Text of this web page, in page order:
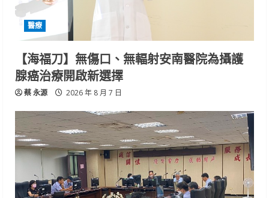
醫療
【海福刀】無傷口、無輻射安南醫院為攝護
腺癌治療開啟新選擇
蔡 永源 2026 年 8 月 7 日